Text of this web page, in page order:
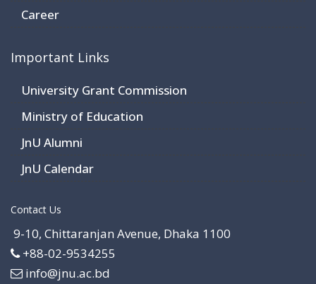
Career
Important Links
University Grant Commission
Ministry of Education
JnU Alumni
JnU Calendar
Contact Us
9-10, Chittaranjan Avenue, Dhaka 1100
+88-02-9534255
info@jnu.ac.bd